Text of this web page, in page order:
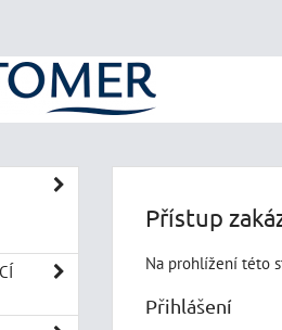
Přístup
Na prohlížení této
Přihlášení